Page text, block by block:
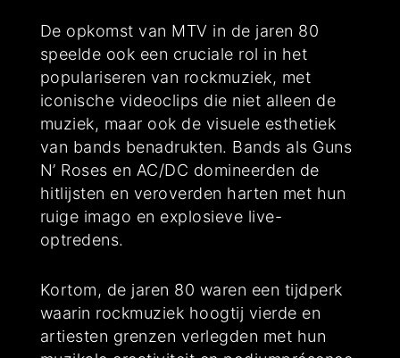
De opkomst van MTV in de jaren 80
speelde ook een cruciale rol in het
populariseren van rockmuziek, met
iconische videoclips die niet alleen de
muziek, maar ook de visuele esthetiek
van bands benadrukten. Bands als Guns
N’ Roses en AC/DC domineerden de
hitlijsten en veroverden harten met hun
ruige imago en explosieve live-
optredens.
Kortom, de jaren 80 waren een tijdperk
waarin rockmuziek hoogtij vierde en
artiesten grenzen verlegden met hun